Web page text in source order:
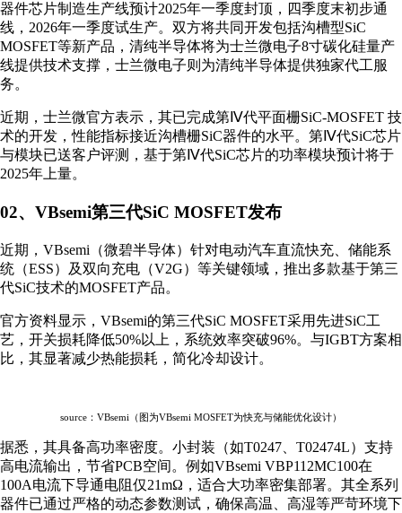
器件芯片制造生产线预计2025年一季度封顶，四季度末初步通
线，2026年一季度试生产。双方将共同开发包括沟槽型SiC
MOSFET等新产品，清纯半导体将为士兰微电子8寸碳化硅量产
线提供技术支撑，士兰微电子则为清纯半导体提供独家代工服
务。
近期，士兰微官方表示，其已完成第Ⅳ代平面栅SiC-MOSFET 技
术的开发，性能指标接近沟槽栅SiC器件的水平。第Ⅳ代SiC芯片
与模块已送客户评测，基于第Ⅳ代SiC芯片的功率模块预计将于
2025年上量。
02、VBsemi第三代SiC MOSFET发布
近期，VBsemi（微碧半导体）针对电动汽车直流快充、储能系
统（ESS）及双向充电（V2G）等关键领域，推出多款基于第三
代SiC技术的MOSFET产品。
官方资料显示，VBsemi的第三代SiC MOSFET采用先进SiC工
艺，开关损耗降低50%以上，系统效率突破96%。与IGBT方案相
比，其显著减少热能损耗，简化冷却设计。
source：VBsemi（图为VBsemi MOSFET为快充与储能优化设计）
据悉，其具备高功率密度。小封装（如T0247、T02474L）支持
高电流输出，节省PCB空间。例如VBsemi VBP112MC100在
100A电流下导通电阻仅21mΩ，适合大功率密集部署。其全系列
器件已通过严格的动态参数测试，确保高温、高湿等严苛环境下